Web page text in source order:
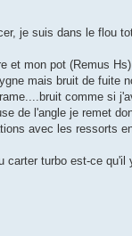
je suis dans le flou
et mon pot (Remus
mais bruit de fuite
comme si
de l'angle je remet
avec les ressorts
carter turbo est-ce qu'il